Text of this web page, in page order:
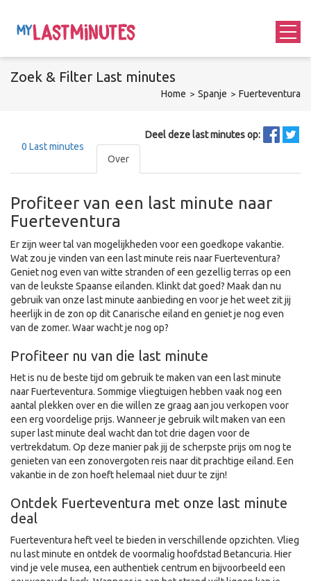
Zoek & Filter Last minutes
Home Spanje Fuerteventura
Deel deze last minutes op:
0 Last minutes
Over
Profiteer van een last minute naar
Fuerteventura
Er zijn weer tal van mogelijkheden voor een goedkope vakantie.
Wat zou je vinden van een last minute reis naar Fuerteventura?
Geniet nog even van witte stranden of een gezellig terras op een
van de leukste Spaanse eilanden. Klinkt dat goed? Maak dan nu
gebruik van onze last minute aanbieding en voor je het weet zit jij
heerlijk in de zon op dit Canarische eiland en geniet je nog even
van de zomer. Waar wacht je nog op?
Profiteer nu van die last minute
Het is nu de beste tijd om gebruik te maken van een last minute
naar Fuerteventura. Sommige vliegtuigen hebben vaak nog een
aantal plekken over en die willen ze graag aan jou verkopen voor
een erg voordelige prijs. Wanneer je gebruik wilt maken van een
super last minute deal wacht dan tot drie dagen voor de
vertrekdatum. Op deze manier pak jij de scherpste prijs om nog te
genieten van een zonovergoten reis naar dit prachtige eiland. Een
vakantie in de zon hoeft helemaal niet duur te zijn!
Ontdek Fuerteventura met onze last minute
deal
Fuerteventura heft veel te bieden in verschillende opzichten. Vlieg
nu last minute en ontdek de voormalig hoofdstad Betancuria. Hier
vind je vele musea, een authentiek centrum en bijvoorbeeld een